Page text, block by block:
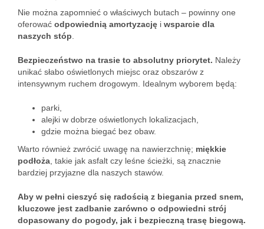
Nie można zapomnieć o właściwych butach – powinny one
oferować odpowiednią amortyzację i wsparcie dla
naszych stóp
Bezpieczeństwo na trasie to absolutny priorytet. Należy
unikać słabo oświetlonych miejsc oraz obszarów z
intensywnym ruchem drogowym. Idealnym wyborem będą:
parki,
alejki w dobrze oświetlonych lokalizacjach,
gdzie można biegać bez obaw.
Warto również zwrócić uwagę na nawierzchnię; miękkie
podłoża , takie jak asfalt czy leśne ścieżki, są znacznie
bardziej przyjazne dla naszych stawów.
Aby w pełni cieszyć się radością z biegania przed snem,
kluczowe jest zadbanie zarówno o odpowiedni strój
dopasowany do pogody, jak i bezpieczną trasę biegową.